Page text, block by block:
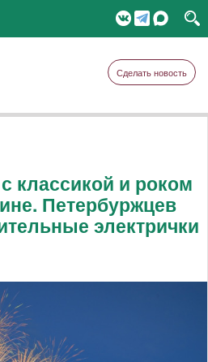
Сделать новость
классикой и роком
Петербуржцев
электрички